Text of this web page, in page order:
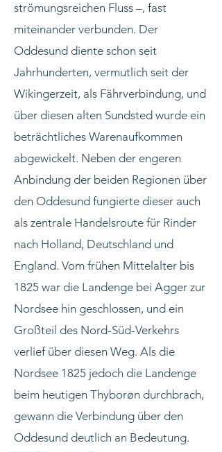
strömungsreichen Fluss –, fast
miteinander verbunden. Der
Oddesund diente schon seit
Jahrhunderten, vermutlich seit der
Wikingerzeit, als Fährverbindung, und
über diesen alten Sundsted wurde ein
beträchtliches Warenaufkommen
abgewickelt. Neben der engeren
Anbindung der beiden Regionen über
den Oddesund fungierte dieser auch
als zentrale Handelsroute für Rinder
nach Holland, Deutschland und
England. Vom frühen Mittelalter bis
1825 war die Landenge bei Agger zur
Nordsee hin geschlossen, und ein
Großteil des Nord-Süd-Verkehrs
verlief über diesen Weg. Als die
Nordsee 1825 jedoch die Landenge
beim heutigen Thyborøn durchbrach,
gewann die Verbindung über den
Oddesund deutlich an Bedeutung.